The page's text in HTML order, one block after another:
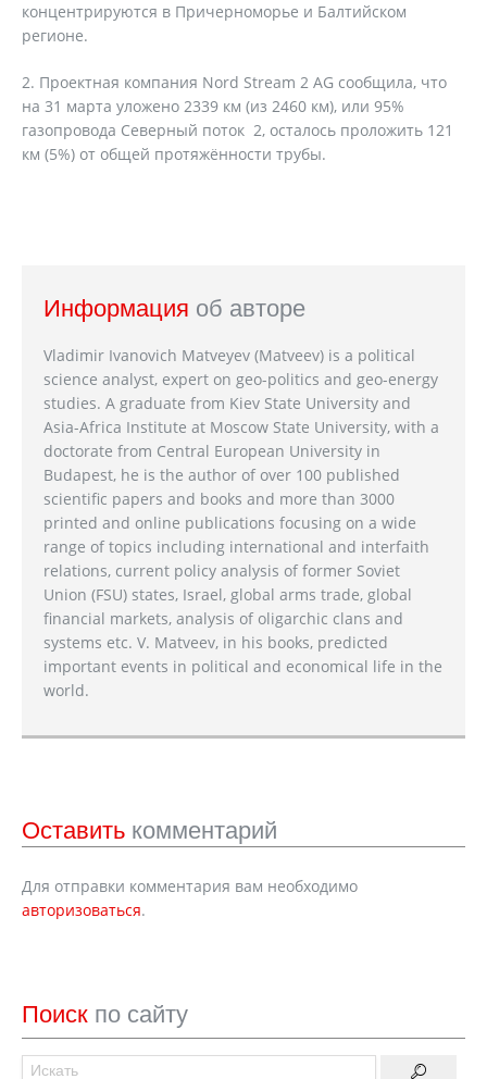
концентрируются в Причерноморье и Балтийском
регионе.
2. Проектная компания Nord Stream 2 AG сообщила, что
на 31 марта уложено 2339 км (из 2460 км), или 95%
газопровода Северный поток 2, осталось проложить 121
км (5%) от общей протяжённости трубы.
Информация об авторе
Vladimir Ivanovich Matveyev (Matveev) is a political
science analyst, expert on geo-politics and geo-energy
studies. A graduate from Kiev State University and
Asia-Africa Institute at Moscow State University, with a
doctorate from Central European University in
Budapest, he is the author of over 100 published
scientific papers and books and more than 3000
printed and online publications focusing on a wide
range of topics including international and interfaith
relations, current policy analysis of former Soviet
Union (FSU) states, Israel, global arms trade, global
financial markets, analysis of oligarchic clans and
systems etc. V. Matveev, in his books, predicted
important events in political and economical life in the
world.
Оставить комментарий
Для отправки комментария вам необходимо
авторизоваться.
Поиск по сайту